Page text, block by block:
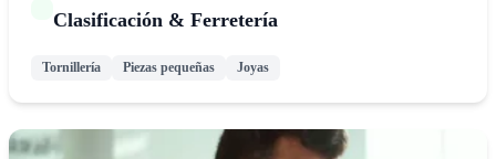
Clasificación & Ferretería
Tornillería Piezas pequeñas Joyas